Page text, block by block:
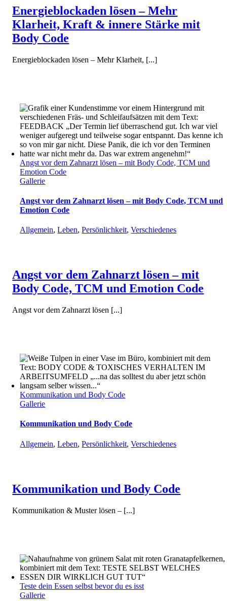
Energieblockaden lösen – Mehr
Klarheit, Kraft & innere Stärke mit
Body Code
Energieblockaden lösen – Mehr Klarheit, [...]
Angst vor dem Zahnarzt lösen – mit Body Code, TCM und
Emotion Code
Gallerie
Angst vor dem Zahnarzt lösen – mit Body Code, TCM und
Emotion Code
Allgemein,Leben,Persönlichkeit,Verschiedenes
Angst vor dem Zahnarzt lösen – mit
Body Code, TCM und Emotion Code
Angst vor dem Zahnarzt lösen [...]
Kommunikation und Body Code
Gallerie
Kommunikation und Body Code
Allgemein,Leben,Persönlichkeit,Verschiedenes
Kommunikation und Body Code
Kommunikation & Muster lösen – [...]
Teste dein Essen selbst bevor du es isst
Gallerie